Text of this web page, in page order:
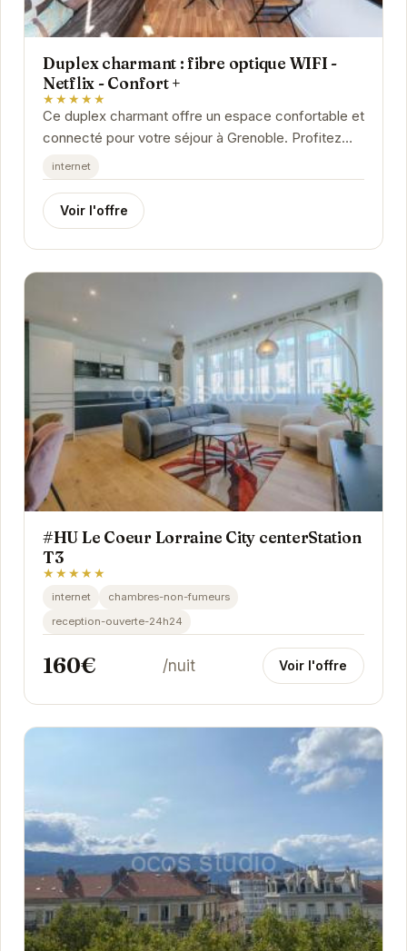
Duplex charmant : fibre optique WIFI -
Netflix - Confort +
★★★★★
Ce duplex charmant offre un espace confortable et
connecté pour votre séjour à Grenoble. Profitez
d'une connexion internet haut débit grâce à...
internet
Voir l'offre
#HU Le Coeur Lorraine City centerStation
T3
★★★★★
internet
chambres-non-fumeurs
reception-ouverte-24h24
160€ /nuit Voir l'offre